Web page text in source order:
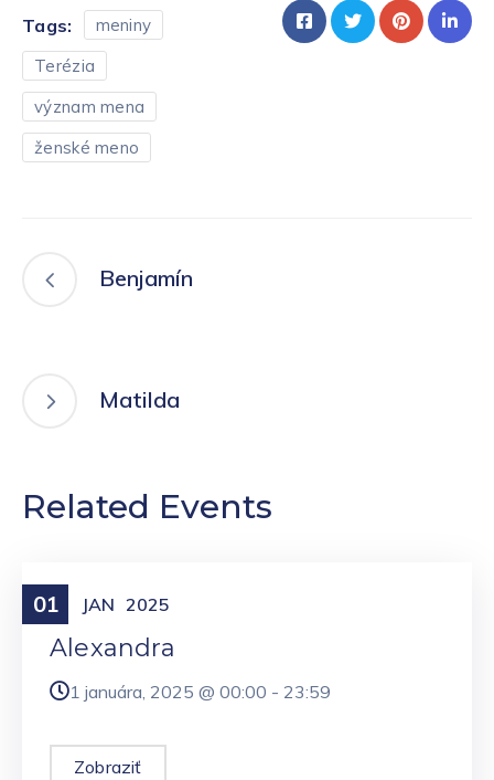
Tags:
meniny
Terézia
význam mena
ženské meno
Benjamín
Matilda
Related Events
01 JAN 2025
Meniny
Alexandra
1 januára, 2025 @ 00:00 - 23:59
Zobraziť